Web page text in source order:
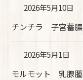
2026年5月10日
チンチラ 子宮蓄
2026年5月1日
モルモット 乳腺